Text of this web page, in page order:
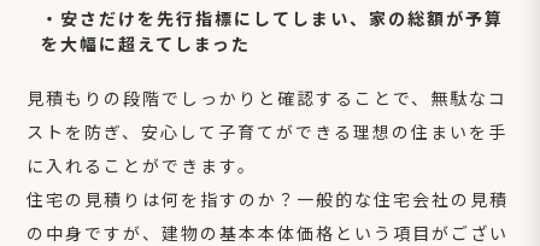
・安さだけを先行指標にしてしまい、家の総額が予算
を大幅に超えてしまった
見積もりの段階でしっかりと確認することで、無駄なコ
ストを防ぎ、安心して子育てができる理想の住まいを手
に入れることができます。
住宅の見積りは何を指すのか？一般的な住宅会社の見積
の中身ですが、建物の基本本体価格という項目がござい